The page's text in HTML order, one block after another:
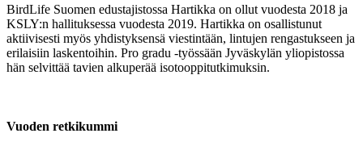
BirdLife Suomen edustajistossa Hartikka on ollut vuodesta 2018 ja
KSLY:n hallituksessa vuodesta 2019. Hartikka on osallistunut
aktiivisesti myös yhdistyksensä viestintään, lintujen rengastukseen ja
erilaisiin laskentoihin. Pro gradu -työssään Jyväskylän yliopistossa
hän selvittää tavien alkuperää isotooppitutkimuksin.
Vuoden retkikummi